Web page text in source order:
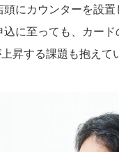
にカウンターを設
に至っても、カード
昇する課題も抱えて